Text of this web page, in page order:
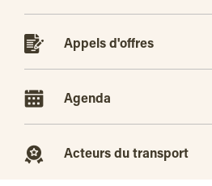
Appels d'offres
Agenda
Acteurs du transport